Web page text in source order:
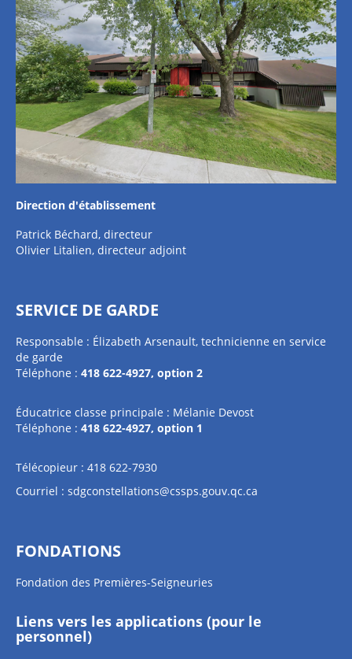
Direction d'établissement
Patrick Béchard, directeur
Olivier Litalien, directeur adjoint
SERVICE DE GARDE
Responsable : Élizabeth Arsenault, technicienne en service
de garde
Téléphone : 418 622-4927, option 2
Éducatrice classe principale : Mélanie Devost
Téléphone : 418 622-4927, option 1
Télécopieur : 418 622-7930
Courriel : sdgconstellations@cssps.gouv.qc.ca
FONDATIONS
Fondation des Premières-Seigneuries
Liens vers les applications (pour le
personnel)